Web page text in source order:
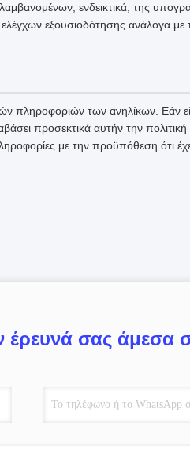
ενδεικτικά, της
εξουσιοδότησης ανάλογα με
των ανηλίκων. Εάν
προσεκτικά αυτήν την
με την προϋπόθεση ότι
έρευνά σας άμεσα